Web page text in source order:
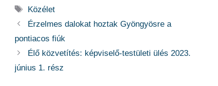
Címkék
Közélet
Érzelmes dalokat hoztak Gyöngyösre a
pontiacos fiúk
Élő közvetítés: képviselő-testületi ülés 2023.
június 1. rész